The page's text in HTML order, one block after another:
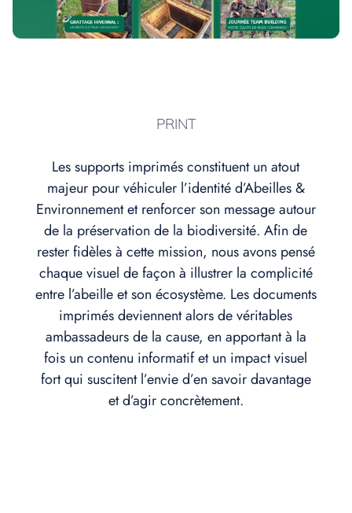
PRINT
Les supports imprimés constituent un atout
majeur pour véhiculer l’identité d’Abeilles &
Environnement et renforcer son message autour
de la préservation de la biodiversité. Afin de
rester fidèles à cette mission, nous avons pensé
chaque visuel de façon à illustrer la complicité
entre l’abeille et son écosystème. Les documents
imprimés deviennent alors de véritables
ambassadeurs de la cause, en apportant à la
fois un contenu informatif et un impact visuel
fort qui suscitent l’envie d’en savoir davantage
et d’agir concrètement.